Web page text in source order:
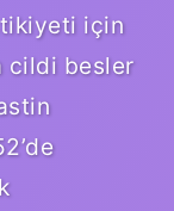
için
cildi besler